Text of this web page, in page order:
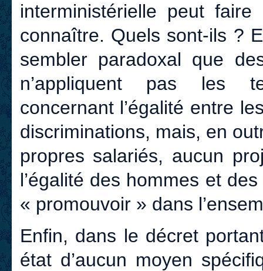
interministérielle peut
connaître. Quels sont-ils ?
sembler paradoxal que
n’appliquent pas les
concernant l’égalité entre
discriminations, mais, en
propres salariés, aucun
l’égalité des hommes et
« promouvoir » dans
Enfin, dans le décret
état d’aucun moyen